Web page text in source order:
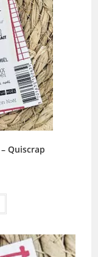
Quiscrap